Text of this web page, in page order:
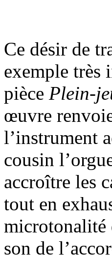
Ce désir de
exemple très
pièce Plein-
œuvre
l’instrument
cousin
accroître les
tout en
microtonalité
son de